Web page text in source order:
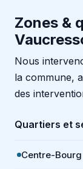
Zones &
Nous
la commune,
des
Quartiers et
Centre-Bourg